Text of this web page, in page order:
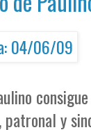
patronal y